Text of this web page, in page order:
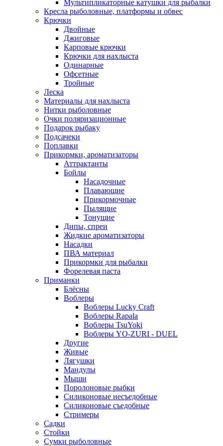
Мультипликаторные катушки для рыбалки
Кресла рыболовные, платформы и обвес
Крючки
Двойные
Джиговые
Карповые крючки
Крючки для нахлыста
Одинарные
Офсетные
Тройные
Леска
Материалы для нахлыста
Нитки рыболовные
Очки поляризационные
Подарок рыбаку
Подсачеки
Поплавки
Прикормки, ароматизаторы
Аттрактанты
Бойлы
Насадочные
Плавающие
Прикормочные
Пылящие
Тонущие
Дипы, спреи
Жидкие ароматизаторы
Насадки
ПВА материал
Прикормки для рыбалки
Форелевая паста
Приманки
Блёсны
Воблеры
Воблеры Lucky Craft
Воблеры Rapala
Воблеры TsuYoki
Воблеры YO-ZURI - DUEL
Другие
Живые
Лягушки
Мандулы
Мыши
Поролоновые рыбки
Силиконовые несъедобные
Силиконовые съедобные
Стримеры
Садки
Стойки
Сумки рыболовные